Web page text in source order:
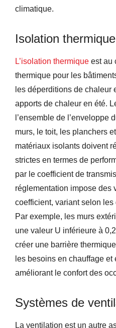
climatique.
Isolation
L’isolation thermique est au
thermique pour les
les déperditions de chaleur
apports de chaleur en été.
l’ensemble de l’enveloppe
murs, le toit, les planchers
matériaux isolants doivent
strictes en termes de
par le coefficient de
réglementation impose des
coefficient, variant selon
Par exemple, les murs
une valeur U inférieure à
créer une barrière
les besoins en chauffage
améliorant le confort des
Systèmes de
La ventilation est un autre